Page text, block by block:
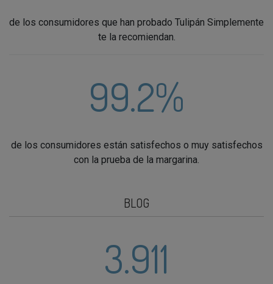
de los consumidores que han probado Tulipán Simplemente
te la recomiendan.
99.2%
de los consumidores están satisfechos o muy satisfechos
con la prueba de la margarina.
BLOG
3.911